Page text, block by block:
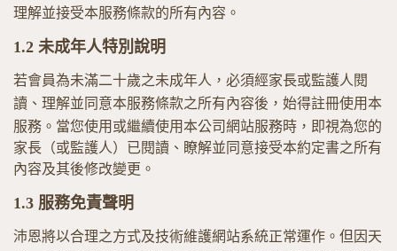
理解並接受本服務條款的所有內容。
1.2 未成年人特別說明
若會員為未滿二十歲之未成年人，必須經家長或監護人閱
讀、理解並同意本服務條款之所有內容後，始得註冊使用本
服務。 當您使用或繼續使用本公司網站服務時，即視為您的
家長（或監護人）已閱讀、瞭解並同意接受本約定書之所有
內容及其後修改變更。
1.3 服務免責聲明
沛恩將以合理之方式及技術維護網站系統正常運作。但因天